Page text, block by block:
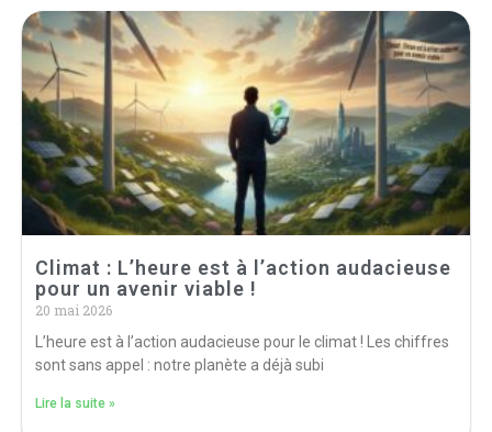
Climat : L’heure est à l’action audacieuse
pour un avenir viable !
20 mai 2026
L’heure est à l’action audacieuse pour le climat ! Les chiffres
sont sans appel : notre planète a déjà subi
Lire la suite »